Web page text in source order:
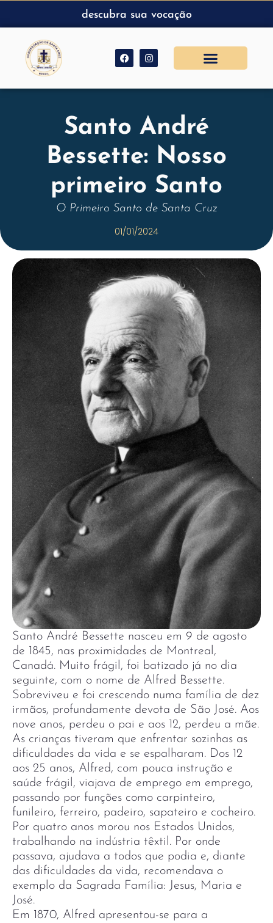
descubra sua vocação
Santo André
Bessette: Nosso
primeiro Santo
O Primeiro Santo de Santa Cruz
01/01/2024
Santo André Bessette nasceu em 9 de agosto
de 1845, nas proximidades de Montreal,
Canadá. Muito frágil, foi batizado já no dia
seguinte, com o nome de Alfred Bessette.
Sobreviveu e foi crescendo numa família de dez
irmãos, profundamente devota de São José. Aos
nove anos, perdeu o pai e aos 12, perdeu a mãe.
As crianças tiveram que enfrentar sozinhas as
dificuldades da vida e se espalharam. Dos 12
aos 25 anos, Alfred, com pouca instrução e
saúde frágil, viajava de emprego em emprego,
passando por funções como carpinteiro,
funileiro, ferreiro, padeiro, sapateiro e cocheiro.
Por quatro anos morou nos Estados Unidos,
trabalhando na indústria têxtil. Por onde
passava, ajudava a todos que podia e, diante
das dificuldades da vida, recomendava o
exemplo da Sagrada Família: Jesus, Maria e
José.
Em 1870, Alfred apresentou-se para a